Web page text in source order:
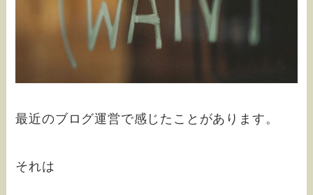
最近のブログ運営で感じたことがあります。
それは